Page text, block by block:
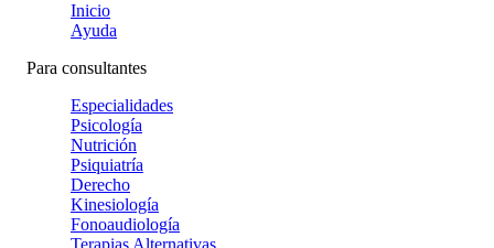
Inicio
Ayuda
Para consultantes
Especialidades
Psicología
Nutrición
Psiquiatría
Derecho
Kinesiología
Fonoaudiología